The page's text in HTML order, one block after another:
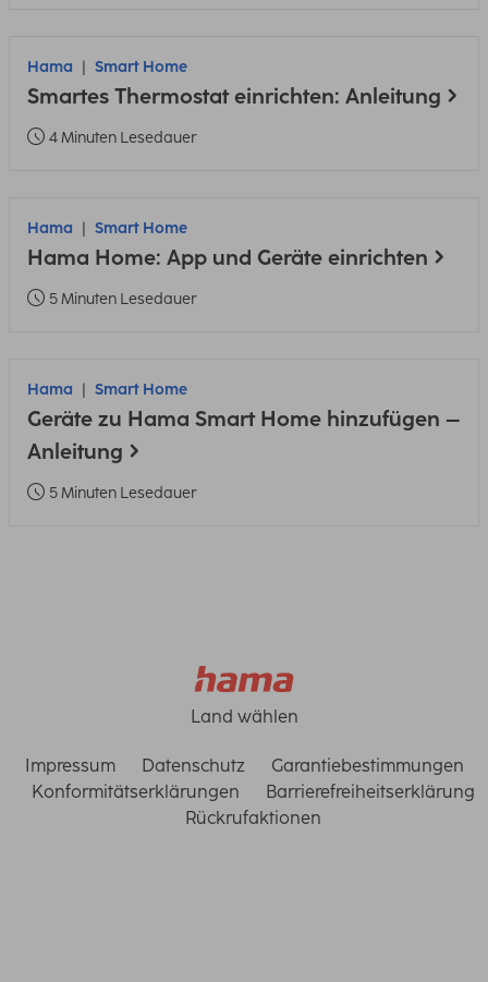
Hama Smart Home
Smartes Thermostat einrichten: Anleitung
4 Minuten Lesedauer
Hama Smart Home
Hama Home: App und Geräte einrichten
5 Minuten Lesedauer
Hama Smart Home
Geräte zu Hama Smart Home hinzufügen –
Anleitung
5 Minuten Lesedauer
Land wählen
Impressum Datenschutz
Garantiebestimmungen
Konformitätserklärungen
Barrierefreiheitserklärung
Rückrufaktionen